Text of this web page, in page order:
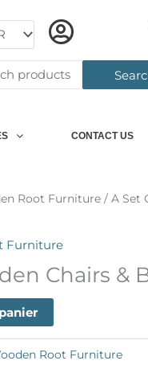
CONTACT US
Root Furniture / A Set
Furniture
Chairs &
Root Furniture